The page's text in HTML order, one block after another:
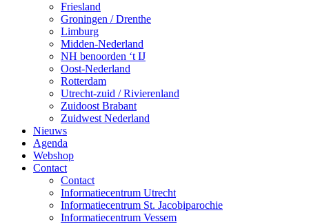
Friesland
Groningen / Drenthe
Limburg
Midden-Nederland
NH benoorden ‘t IJ
Oost-Nederland
Rotterdam
Utrecht-zuid / Rivierenland
Zuidoost Brabant
Zuidwest Nederland
Nieuws
Agenda
Webshop
Contact
Contact
Informatiecentrum Utrecht
Informatiecentrum St. Jacobiparochie
Informatiecentrum Vessem